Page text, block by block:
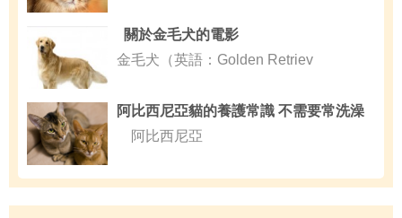
關於金毛犬的電影
金毛犬（英語：Golden Retriev
阿比西尼亞貓的養護常識 不需要常洗澡
阿比西尼亞